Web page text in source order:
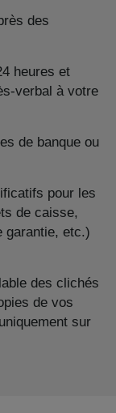
des
heures et
verbal à votre
de banque ou
pour les
de caisse,
garantie, etc.)
des clichés
de vos
sur